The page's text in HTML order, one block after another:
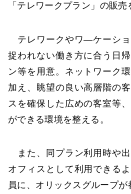
「テレワークプラン」の販売
テレワークやワ―ケーショ
捉われない働き方に合う日
ン等を用意。ネットワーク
加え、眺望の良い高層階の
スを確保した広めの客室等
ができる環境を整える。
また、同プラン利用時や
オフィスとして利用できる
員に、オリックスグループ